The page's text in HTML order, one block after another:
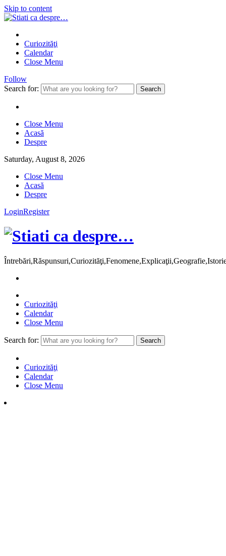
Skip to content
Curiozităţi
Calendar
Close Menu
Follow
Search for:
Close Menu
Acasă
Despre
Saturday, August 8, 2026
Close Menu
Acasă
Despre
LoginRegister
Curiozităţi
Calendar
Close Menu
Search for:
Curiozităţi
Calendar
Close Menu